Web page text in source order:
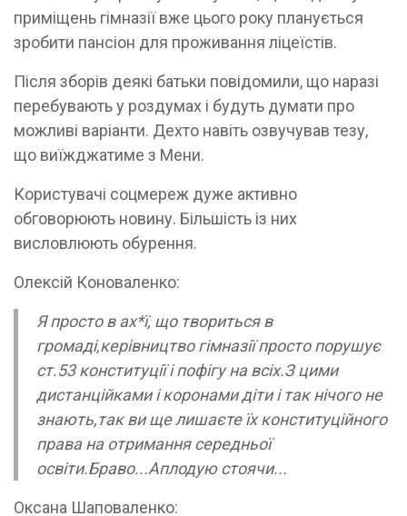
приміщень гімназії вже цього року планується
зробити пансіон для проживання ліцеїстів.
Після зборів деякі батьки повідомили, що наразі
перебувають у роздумах і будуть думати про
можливі варіанти. Дехто навіть озвучував тезу,
що виїжджатиме з Мени.
Користувачі соцмереж дуже активно
обговорюють новину. Більшість із них
висловлюють обурення.
Олексій Коноваленко:
Я просто в ах*ї, що твориться в
громаді,керівництво гімназії просто порушує
ст.53 конституції і пофігу на всіх.З цими
дистанційками і коронами діти і так нічого не
знають,так ви ще лишаєте їх конституційного
права на отримання середньої
освіти.Браво...Аплодую стоячи...
Оксана Шаповаленко: